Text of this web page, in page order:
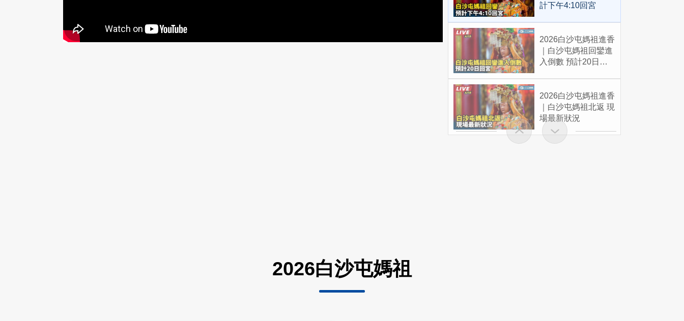
計下午4:10回宮
2026白沙屯媽祖進香
｜白沙屯媽祖回鑾進
入倒數 預計20日回
2026白沙屯媽祖進香
｜白沙屯媽祖北返 現
場最新狀況
2026白沙屯媽祖